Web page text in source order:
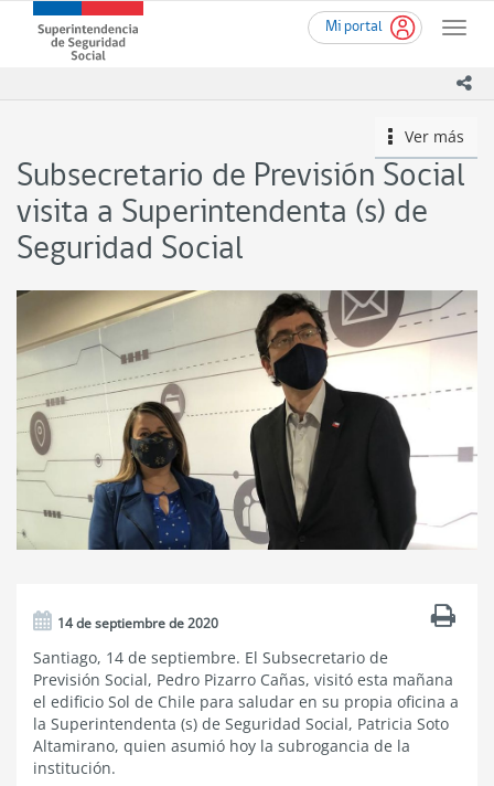
contenido
Mi portal
Toggle
Superintendencia
de
Gobierno
de
Chile
icono
Ver más
Subsecretario de Previsión Social
visita a Superintendenta (s) de
Seguridad Social
14 de septiembre de 2020
Santiago, 14 de septiembre. El Subsecretario de
Previsión Social, Pedro Pizarro Cañas, visitó esta mañana
el edificio Sol de Chile para saludar en su propia oficina a
la Superintendenta (s) de Seguridad Social, Patricia Soto
Altamirano, quien asumió hoy la subrogancia de la
institución.